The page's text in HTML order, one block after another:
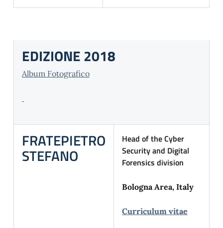
EDIZIONE 2018
Album Fotografico
FRATEPIETRO
STEFANO
Head of the Cyber
Security and Digital
Forensics division
Bologna Area, Italy
Curriculum vitae